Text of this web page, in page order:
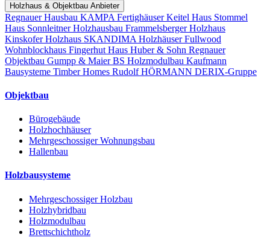
Holzhaus & Objektbau Anbieter
Regnauer Hausbau KAMPA FertighäuserKeitel Haus Stommel
Haus Sonnleitner Holzhausbau Frammelsberger Holzhaus
Kinskofer Holzhaus SKANDIMA HolzhäuserFullwood
Wohnblockhaus Fingerhut Haus Huber & Sohn Regnauer
Objektbau Gumpp & MaierBS Holzmodulbau Kaufmann
Bausysteme Timber Homes Rudolf HÖRMANN DERIX-Gruppe
Objektbau
Bürogebäude
Holzhochhäuser
Mehrgeschossiger Wohnungsbau
Hallenbau
Holzbausysteme
Mehrgeschossiger Holzbau
Holzhybridbau
Holzmodulbau
Brettschichtholz